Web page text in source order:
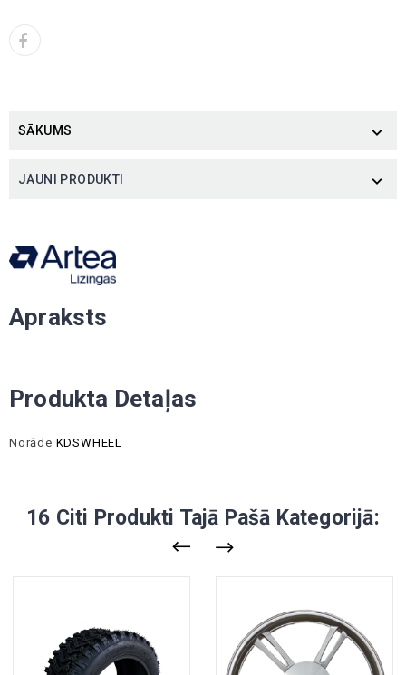
SĀKUMS 
JAUNI PRODUKTI 
Apraksts
Produkta Detaļas
Norāde KDSWHEEL
16 Citi Produkti Tajā Pašā Kategorijā: